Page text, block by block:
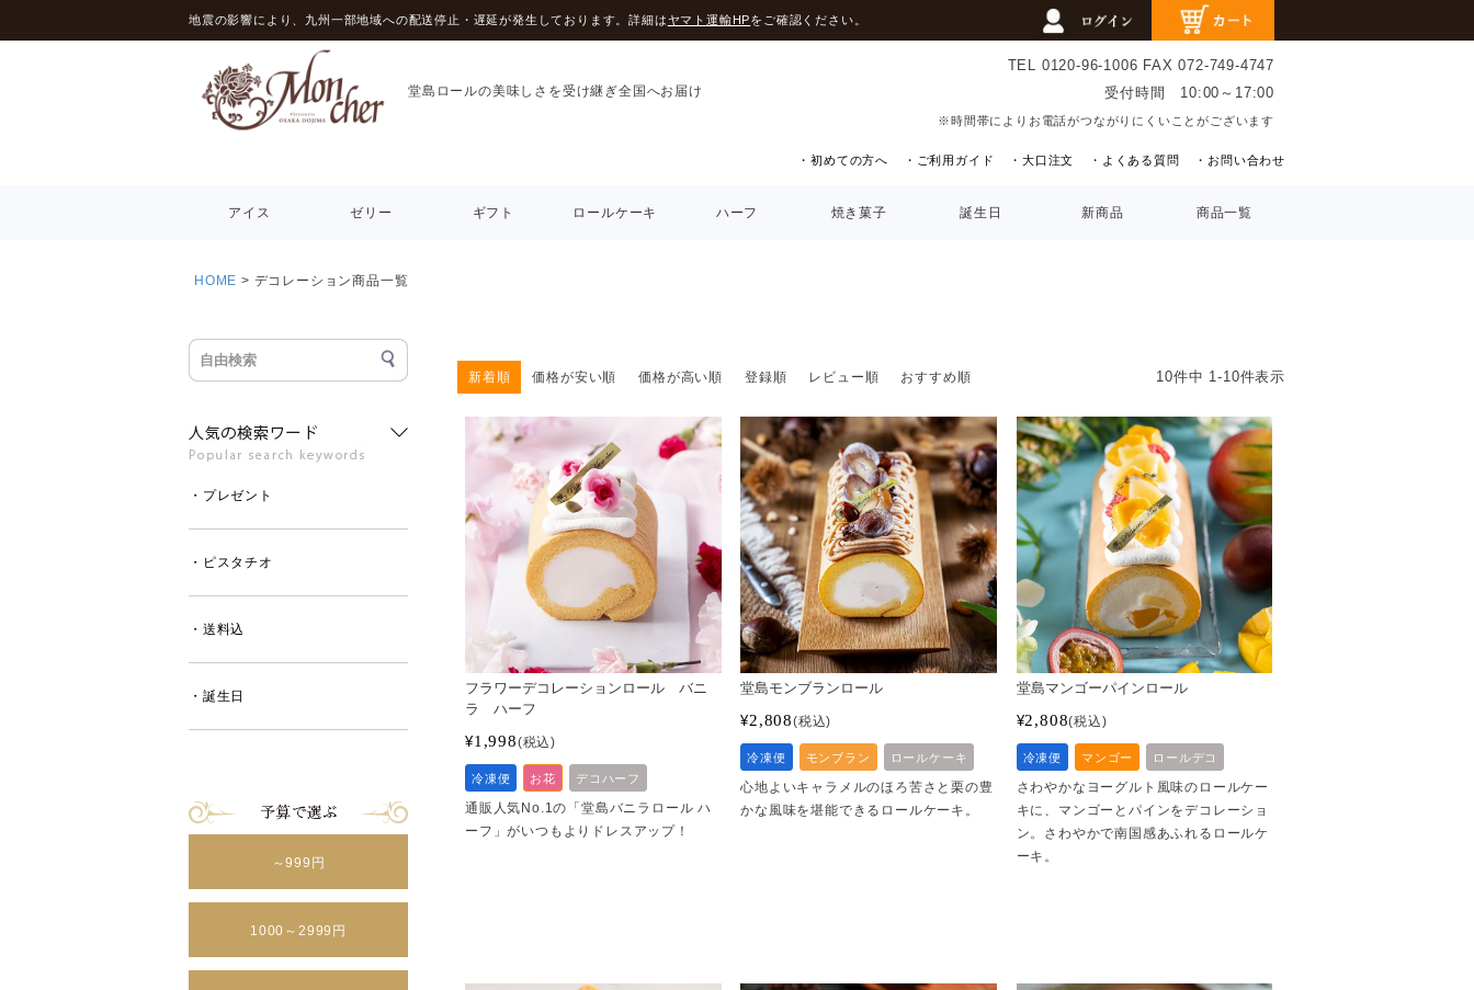
地震の影響により、九州一部地域への配送停止・遅延が発生しております。詳細はヤマト運輸HPをご確認ください。
堂島ロールの美味しさを受け継ぎ全国へお届け
TEL 0120-96-1006 FAX 072-749-4747
受付時間 10:00～17:00
※時間帯によりお電話がつながりにくいことがございます
・初めての方へ ・ご利用ガイド ・大口注文 ・よくある質問 ・お問い合わせ
アイス ゼリー ギフト ロールケーキ ハーフ 焼き菓子 誕生日 新商品 商品一覧
HOME デコレーション商品一覧
・プレゼント
・ピスタチオ
・送料込
・誕生日
～999円
1000～2999円
新着順 価格が安い順 価格が高い順 登録順 レビュー順 おすすめ順 10件中 1-10件表示
フラワーデコレーションロール バニ
ラ ハーフ
¥1,998 税込
冷凍便 お花 デコハーフ
通販人気No.1の「堂島バニラロール ハ
ーフ」がいつもよりドレスアップ！
堂島モンブランロール
¥2,808 税込
冷凍便 モンブラン ロールケーキ
心地よいキャラメルのほろ苦さと栗の豊
かな風味を堪能できるロールケーキ。
堂島マンゴーパインロール
¥2,808 税込
冷凍便 マンゴー ロールデコ
さわやかなヨーグルト風味のロールケー
キに、マンゴーとパインをデコレーショ
ン。さわやかで南国感あふれるロールケ
ーキ。